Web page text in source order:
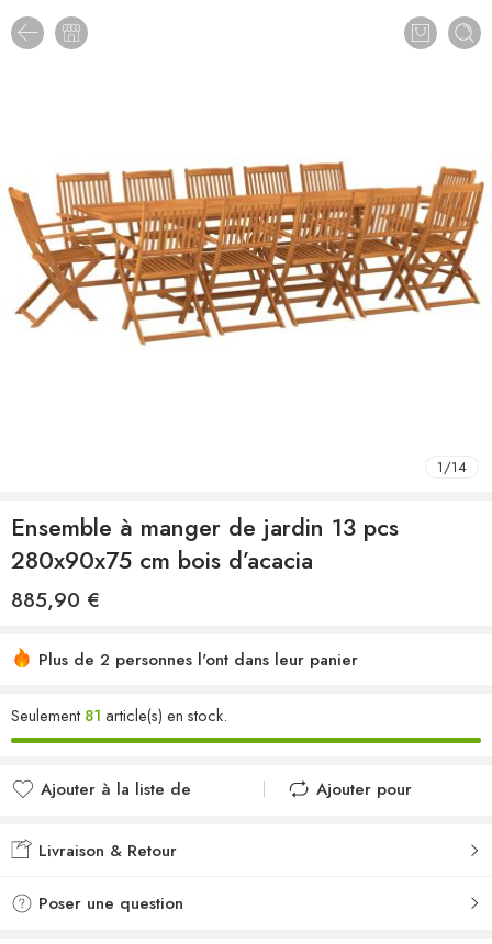
1/14
Ensemble à manger de jardin 13 pcs
280x90x75 cm bois d’acacia
885,90 €
Plus de 2 personnes l'ont dans leur panier
Seulement 81 article(s) en stock.
Ajouter à la liste de
Ajouté à la liste de
Ajouter pour
Livraison & Retour
Poser une question